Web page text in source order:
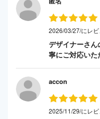
2026/03/27/にレ
デザイナーさ
寧にご対応いた
accon
2025/11/29/にレ